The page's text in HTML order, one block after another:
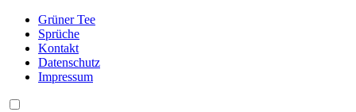
Grüner Tee
Sprüche
Kontakt
Datenschutz
Impressum